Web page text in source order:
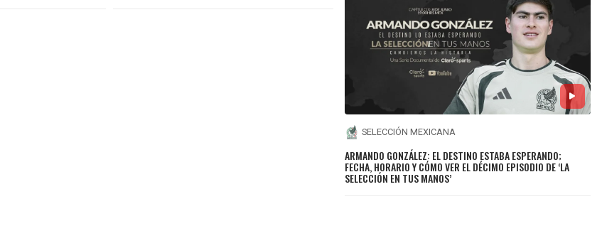
SELECCIÓN MEXICANA
ARMANDO GONZÁLEZ: EL DESTINO ESTABA ESPERANDO;
FECHA, HORARIO Y CÓMO VER EL DÉCIMO EPISODIO DE ‘LA
SELECCIÓN EN TUS MANOS’